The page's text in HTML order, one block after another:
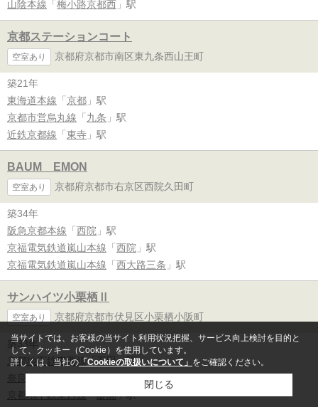
山陰本線 「 梅小路京都西 」駅
京都ステーションコート
空室あり 京都府京都市南区東九条西山王町
築21年
東海道本線 「 京都 」駅
京都市営烏丸線 「 九条 」駅
近鉄京都線 「 東寺 」駅
BAUM EMON
空室あり 京都府京都市右京区西院久田町
築34年
阪急京都本線 「 西院 」駅
京福電気鉄道嵐山本線 「 西院 」駅
京福電気鉄道嵐山本線 「 西大路三条 」駅
サンハイツ小栗栖Ⅱ
空室あり 京都府京都市伏見区小栗栖小阪町
築33年
京都地下鉄東西線「石田」駅
奈良線
京都地下鉄東西線「醍醐」駅
当サイトでは、お客様の当サイト利用状況把握、サービス向上検討を目的と
して、クッキー（Cookie）を使用しています。
詳しくは、当社の 「Cookieの取扱いについて」 をご確認ください。
閉じる